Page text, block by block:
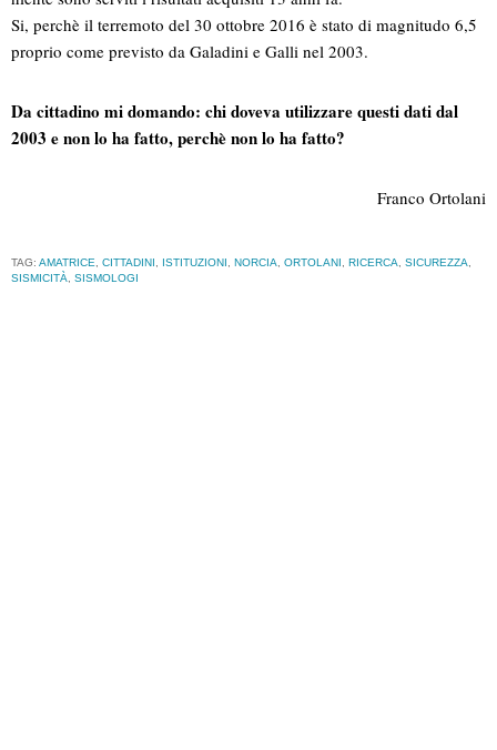
Si, perchè il terremoto del 30 ottobre 2016 è stato di magnitudo 6,5
proprio come previsto da Galadini e Galli nel 2003.
Da cittadino mi domando: chi doveva utilizzare questi dati dal
2003 e non lo ha fatto, perchè non lo ha fatto?
Franco Ortolani
TAG: AMATRICE, CITTADINI, ISTITUZIONI, NORCIA, ORTOLANI, RICERCA, SICUREZZA,
SISMICITÀ, SISMOLOGI